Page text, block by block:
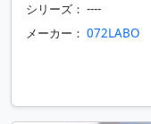
シリーズ： ----
メーカー： 072LABO